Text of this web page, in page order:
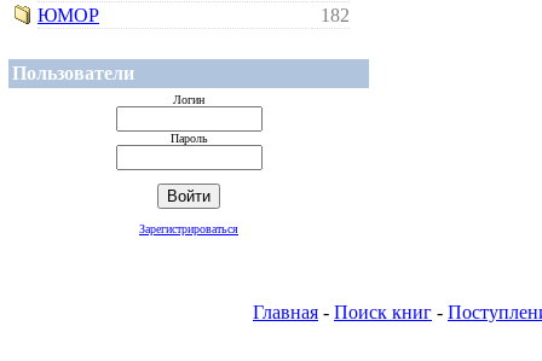
ЮМОР
182
Пользователи
Логин
Пароль
Зарегистрироваться
Главная - Поиск книг -